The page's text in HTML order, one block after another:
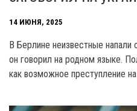
14 ИЮНЯ, 2025
В Берлине неизвестные напали
он говорил на родном языке.
как возможное преступление